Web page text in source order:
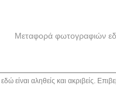
Μεταφορά φωτογραφιών
είναι αληθείς και ακριβείς.